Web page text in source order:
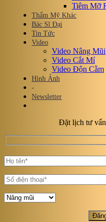
Tiêm Mỡ
Thẩm Mỹ Khác
Bác Sĩ Đại
Tin Tức
Video
Video Nâng Mũi
Video Cắt Mí
Video Độn Cằm
Hình Ảnh
-
Newsletter
Đặt lịch tư